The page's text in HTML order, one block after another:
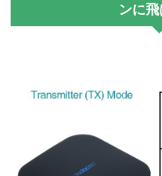
ンに